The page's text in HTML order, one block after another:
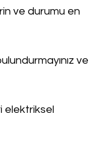
ve durumu en
ve
elektriksel